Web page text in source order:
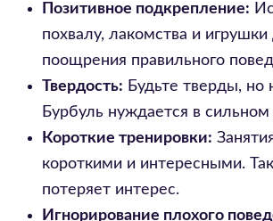
Позитивное подкрепление:
похвалу, лакомства и игрушки
поощрения правильного
Твердость: Будьте тверды, но
Бурбуль нуждается в
Короткие тренировки:
короткими и интересными.
потеряет интерес.
Игнорирование плохого